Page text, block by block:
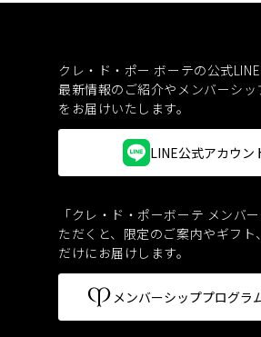
クレ・ド・ポー ボーテの公式LINE
最新情報のご紹介やメンバーシ
をお届けいたします。
LINE公式アカウン
「クレ・ド・ポーボーテ メンバ
ただくと、 限定のご案内やギフ
だけにお届けします。
メンバーシッププログラ